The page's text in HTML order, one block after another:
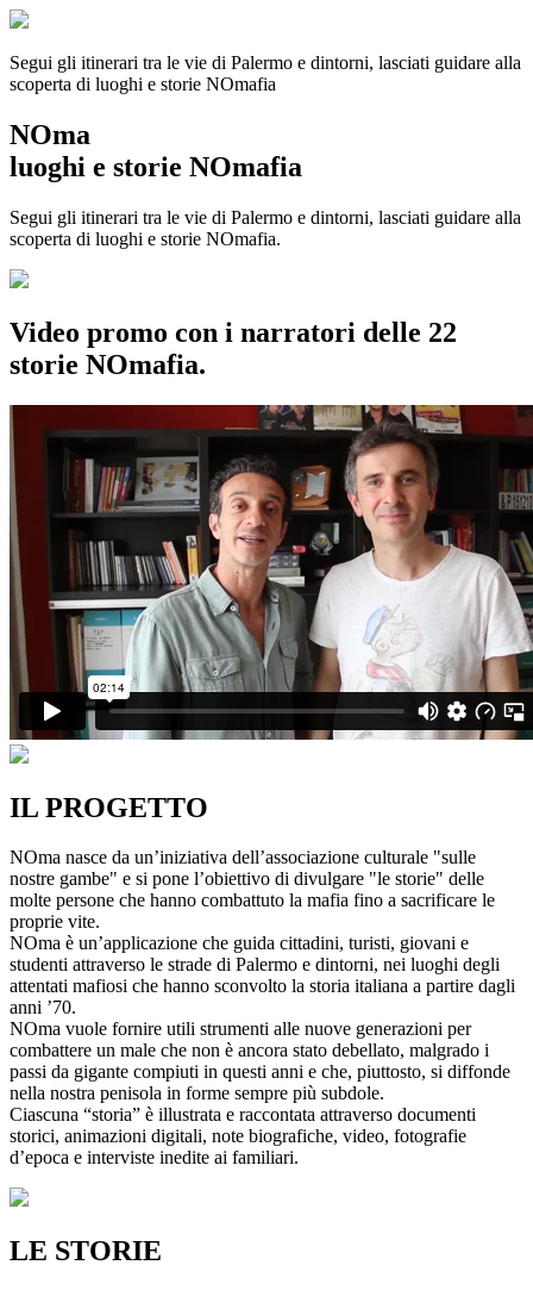
Segui gli itinerari tra le vie di Palermo e dintorni, lasciati guidare alla
scoperta di luoghi e storie NOmafia
NOma
luoghi e storie NOmafia
Segui gli itinerari tra le vie di Palermo e dintorni, lasciati guidare alla
scoperta di luoghi e storie NOmafia.
Video promo con i narratori delle 22
storie NOmafia.
IL PROGETTO
NOma nasce da un’iniziativa dell’associazione culturale "sulle
nostre gambe" e si pone l’obiettivo di divulgare "le storie" delle
molte persone che hanno combattuto la mafia fino a sacrificare le
proprie vite.
NOma è un’applicazione che guida cittadini, turisti, giovani e
studenti attraverso le strade di Palermo e dintorni, nei luoghi degli
attentati mafiosi che hanno sconvolto la storia italiana a partire dagli
anni ’70.
NOma vuole fornire utili strumenti alle nuove generazioni per
combattere un male che non è ancora stato debellato, malgrado i
passi da gigante compiuti in questi anni e che, piuttosto, si diffonde
nella nostra penisola in forme sempre più subdole.
Ciascuna “storia” è illustrata e raccontata attraverso documenti
storici, animazioni digitali, note biografiche, video, fotografie
d’epoca e interviste inedite ai familiari.
LE STORIE